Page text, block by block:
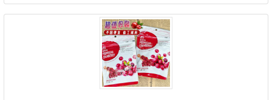
支撐，減輕雙腳負擔，提供全